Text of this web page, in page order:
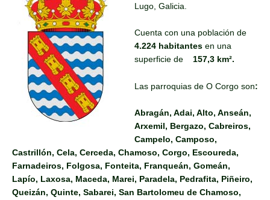
Lugo, Galicia.
Cuenta con una población de
4.224 habitantes en una
superficie de
157,3 km².
Las parroquias de O Corgo son:
Abragán, Adai, Alto, Anseán,
Arxemil, Bergazo, Cabreiros,
Campelo, Camposo,
Castrillón, Cela, Cerceda, Chamoso, Corgo, Escoureda,
Farnadeiros, Folgosa, Fonteita, Franqueán, Gomeán,
Lapío, Laxosa, Maceda, Marei, Paradela, Pedrafita, Piñeiro,
Queizán, Quinte, Sabarei, San Bartolomeu de Chamoso,